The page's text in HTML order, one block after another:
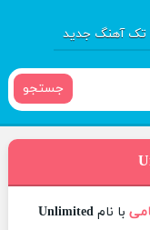
تک آهنگ جدید
جستجو
با نامUnlimited